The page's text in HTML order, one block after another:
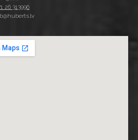
26 313996